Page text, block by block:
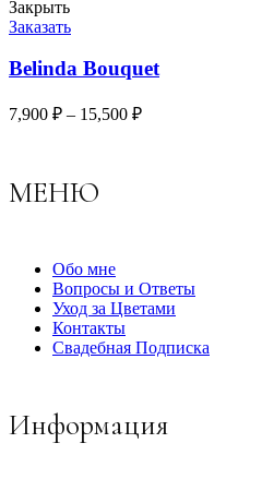
Закрыть
Заказать
Belinda Bouquet
7,900 ₽ – 15,500 ₽
МЕНЮ
Обо мне
Вопросы и Ответы
Уход за Цветами
Контакты
Свадебная Подписка
Информация